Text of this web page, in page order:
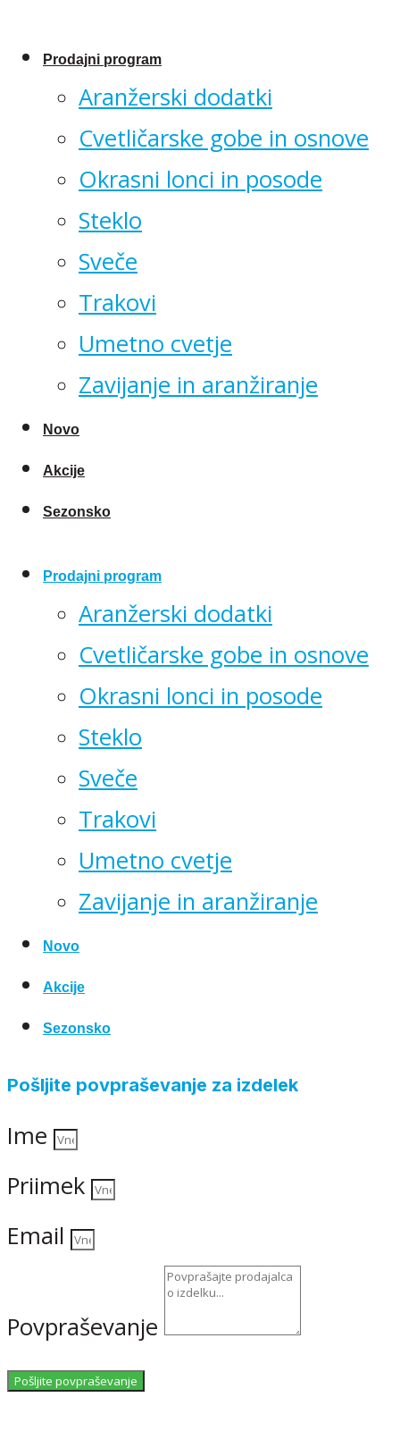
Prodajni program
Aranžerski dodatki
Cvetličarske gobe in osnove
Okrasni lonci in posode
Steklo
Sveče
Trakovi
Umetno cvetje
Zavijanje in aranžiranje
Novo
Akcije
Sezonsko
Prodajni program
Aranžerski dodatki
Cvetličarske gobe in osnove
Okrasni lonci in posode
Steklo
Sveče
Trakovi
Umetno cvetje
Zavijanje in aranžiranje
Novo
Akcije
Sezonsko
Pošljite povpraševanje za izdelek
Ime
Priimek
Email
Povpraševanje
Pošljite povpraševanje